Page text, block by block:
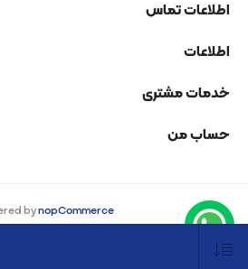
اطلاعات تماس
اطلاعات
خدمات مشتری
حساب من
bynopCommerce
byNop-Templates.com